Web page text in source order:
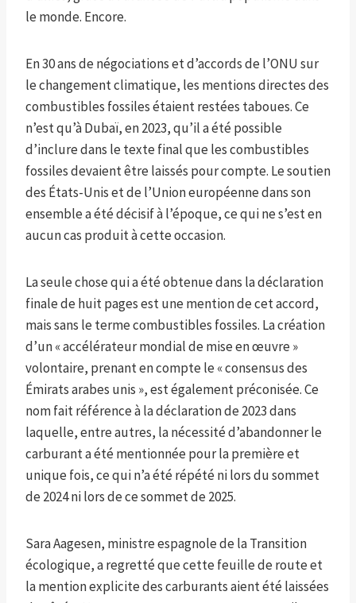
le monde. Encore.
En 30 ans de négociations et d’accords de l’ONU sur
le changement climatique, les mentions directes des
combustibles fossiles étaient restées taboues. Ce
n’est qu’à Dubaï, en 2023, qu’il a été possible
d’inclure dans le texte final que les combustibles
fossiles devaient être laissés pour compte. Le soutien
des États-Unis et de l’Union européenne dans son
ensemble a été décisif à l’époque, ce qui ne s’est en
aucun cas produit à cette occasion.
La seule chose qui a été obtenue dans la déclaration
finale de huit pages est une mention de cet accord,
mais sans le terme combustibles fossiles. La création
d’un « accélérateur mondial de mise en œuvre »
volontaire, prenant en compte le « consensus des
Émirats arabes unis », est également préconisée. Ce
nom fait référence à la déclaration de 2023 dans
laquelle, entre autres, la nécessité d’abandonner le
carburant a été mentionnée pour la première et
unique fois, ce qui n’a été répété ni lors du sommet
de 2024 ni lors de ce sommet de 2025.
Sara Aagesen, ministre espagnole de la Transition
écologique, a regretté que cette feuille de route et
la mention explicite des carburants aient été laissées